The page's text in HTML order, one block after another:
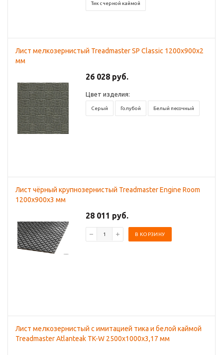
Тик с черной каймой
Лист мелкозернистый Treadmaster SP Classic 1200x900х2
мм
26 028 руб.
Цвет изделия:
Серый Голубой Белый песочный
Лист чёрный крупнозернистый Treadmaster Engine Room
1200x900х3 мм
28 011 руб.
В КОРЗИНУ
Лист мелкозернистый с имитацией тика и белой каймой
Treadmaster Atlanteak TK-W 2500x1000х3,17 мм